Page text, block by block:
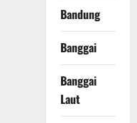
Bandung
Banggai
Banggai
Laut